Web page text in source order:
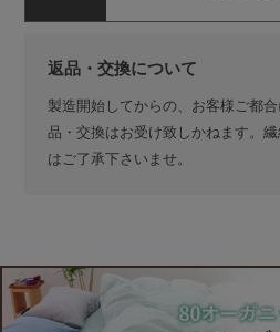
返品・交換について
製造開始してからの、お客様ご都
品・交換はお受け致しかねます。
はご了承下さいませ。